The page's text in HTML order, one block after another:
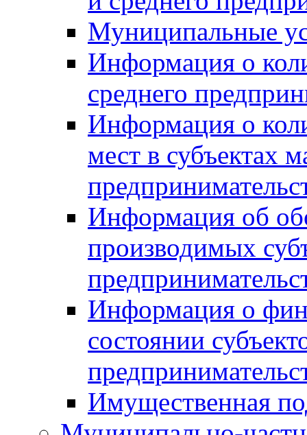
Муниципальные
Информация о
среднего
Информация о
мест в субъектах
Информация об
производимых
Информация о
состоянии
Имущественная